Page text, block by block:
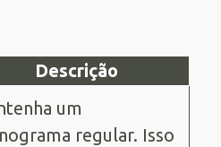
Descrição
um
regular. Isso